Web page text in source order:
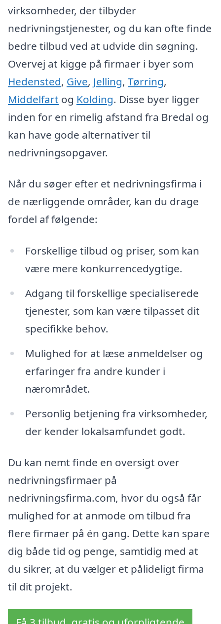
virksomheder, der tilbyder
nedrivningstjenester, og du kan ofte finde
bedre tilbud ved at udvide din søgning.
Overvej at kigge på firmaer i byer som
Hedensted, Give, Jelling, Tørring,
Middelfart og Kolding. Disse byer ligger
inden for en rimelig afstand fra Bredal og
kan have gode alternativer til
nedrivningsopgaver.
Når du søger efter et nedrivningsfirma i
de nærliggende områder, kan du drage
fordel af følgende:
Forskellige tilbud og priser, som kan
være mere konkurrencedygtige.
Adgang til forskellige specialiserede
tjenester, som kan være tilpasset dit
specifikke behov.
Mulighed for at læse anmeldelser og
erfaringer fra andre kunder i
nærområdet.
Personlig betjening fra virksomheder,
der kender lokalsamfundet godt.
Du kan nemt finde en oversigt over
nedrivningsfirmaer på
nedrivningsfirma.com, hvor du også får
mulighed for at anmode om tilbud fra
flere firmaer på én gang. Dette kan spare
dig både tid og penge, samtidig med at
du sikrer, at du vælger et pålideligt firma
til dit projekt.